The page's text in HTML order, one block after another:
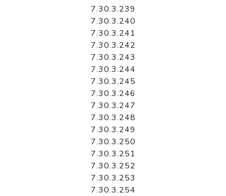
7.30.3.239
7.30.3.240
7.30.3.241
7.30.3.242
7.30.3.243
7.30.3.244
7.30.3.245
7.30.3.246
7.30.3.247
7.30.3.248
7.30.3.249
7.30.3.250
7.30.3.251
7.30.3.252
7.30.3.253
7.30.3.254